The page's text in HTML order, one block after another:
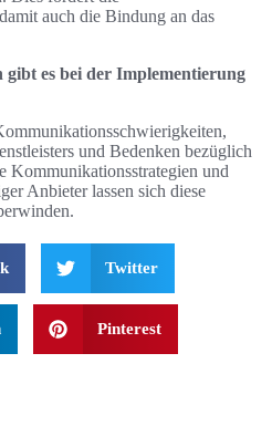
auch die Bindung an das
gibt es bei der Implementierung
und Bedenken bezüglich
Kommunikationsstrategien und
Anbieter lassen sich diese
Twitter
Pinterest